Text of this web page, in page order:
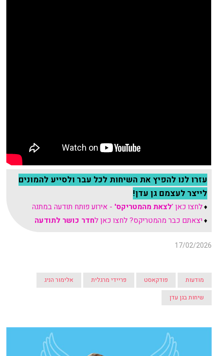
עזרו לנו להפיץ את השיחות לכל עבר ולסייע להמונים
לייצר לעצמם גן עדן!
♦לחצו כאן 'לצאת מהמטריקס' - אירוע פותח תודעה במתנה
♦יצאתם כבר מהמטריקס? לחצו כאן לחדר כושר לתודעה
17/02/2026
מודעות פודקאסט פריידי מרגלית
אלימור הניג
שיחות בגן עדן